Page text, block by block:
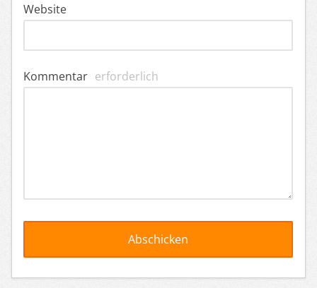
Website
Kommentar erforderlich